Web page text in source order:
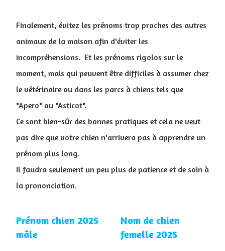
Finalement, évitez les prénoms trop proches des autres
animaux de la maison afin d'éviter les
incompréhensions. Et les prénoms rigolos sur le
moment, mais qui peuvent être difficiles à assumer chez
le vétérinaire ou dans les parcs à chiens tels que
"Apero" ou "Asticot".
Ce sont bien-sûr des bonnes pratiques et cela ne veut
pas dire que votre chien n'arrivera pas à apprendre un
prénom plus long.
Il faudra seulement un peu plus de patience et de soin à
la prononciation.
Prénom chien 2025
mâle
Nom de chien
femelle 2025